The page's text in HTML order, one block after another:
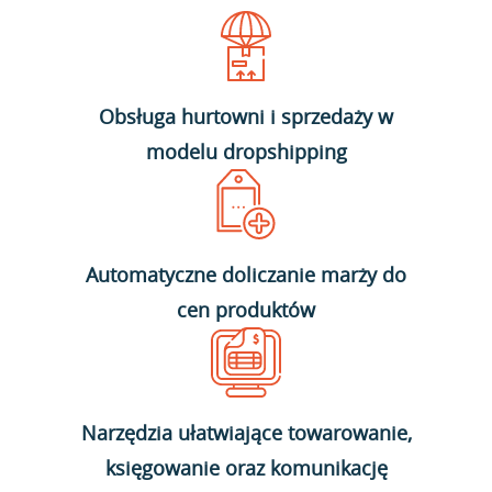
Obsługa hurtowni i sprzedaży w
modelu dropshipping
Automatyczne doliczanie marży do
cen produktów
Narzędzia ułatwiające towarowanie,
księgowanie oraz komunikację